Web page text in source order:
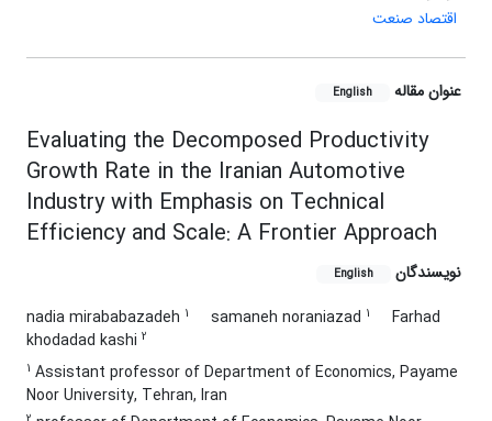
اقتصاد صنعت
عنوان مقاله English
Evaluating the Decomposed Productivity
Growth Rate in the Iranian Automotive
Industry with Emphasis on Technical
Efficiency and Scale: A Frontier Approach
نویسندگان English
nadia mirababazadeh 1 samaneh noraniazad 1
Farhad
khodadad kashi 2
1 Assistant professor of Department of Economics, Payame
Noor University, Tehran, Iran